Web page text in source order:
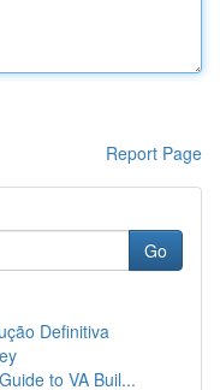
Report Page
Go
Definitiva
to VA Buil...